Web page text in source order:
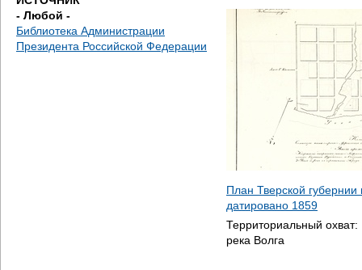
- Любой -
Библиотека Администрации
Президента Российской Федерации
План Тверской губернии
датировано 1859
Территориальный охват:
река Волга